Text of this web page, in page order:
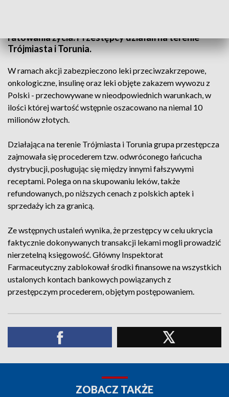
ratowania życia. Przestępcy działali na terenie
Trójmiasta i Torunia.
W ramach akcji zabezpieczono leki przeciwzakrzepowe,
onkologiczne, insulinę oraz leki objęte zakazem wywozu z
Polski - przechowywane w nieodpowiednich warunkach, w
ilości której wartość wstępnie oszacowano na niemal 10
milionów złotych.
Działająca na terenie Trójmiasta i Torunia grupa przestępcza
zajmowała się procederem tzw. odwróconego łańcucha
dystrybucji, posługując się między innymi fałszywymi
receptami. Polega on na skupowaniu leków, także
refundowanych, po niższych cenach z polskich aptek i
sprzedaży ich za granicą.
Ze wstępnych ustaleń wynika, że przestępcy w celu ukrycia
faktycznie dokonywanych transakcji lekami mogli prowadzić
nierzetelną księgowość. Główny Inspektorat
Farmaceutyczny zablokował środki finansowe na wszystkich
ustalonych kontach bankowych powiązanych z
przestępczym procederem, objętym postępowaniem.
ZOBACZ TAKŻE